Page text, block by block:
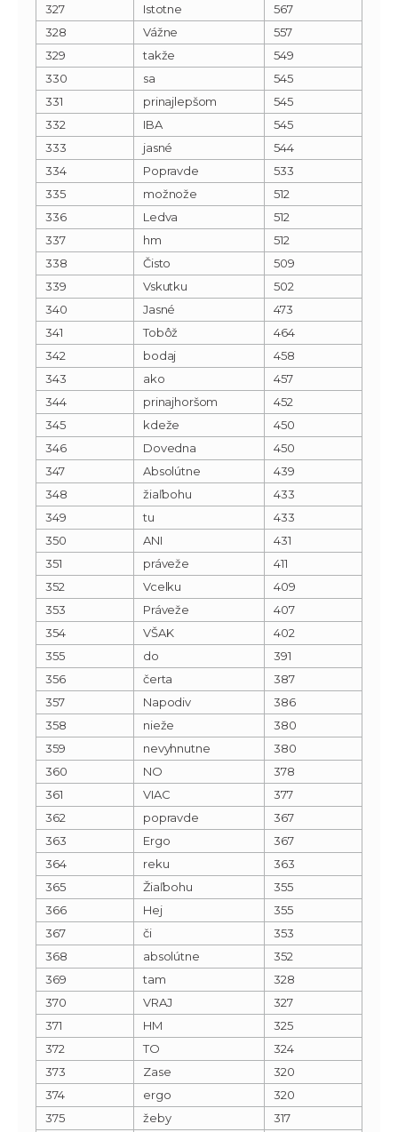
327
Istotne
567
328
Vážne
557
329
takže
549
330
sa
545
331
prinajlepšom
545
332
IBA
545
333
jasné
544
334
Popravde
533
335
možnože
512
336
Ledva
512
337
hm
512
338
Čisto
509
339
Vskutku
502
340
Jasné
473
341
Tobôž
464
342
bodaj
458
343
ako
457
344
prinajhoršom
452
345
kdeže
450
346
Dovedna
450
347
Absolútne
439
348
žiaľbohu
433
349
tu
433
350
ANI
431
351
práveže
411
352
Vcelku
409
353
Práveže
407
354
VŠAK
402
355
do
391
356
čerta
387
357
Napodiv
386
358
nieže
380
359
nevyhnutne
380
360
NO
378
361
VIAC
377
362
popravde
367
363
Ergo
367
364
reku
363
365
Žiaľbohu
355
366
Hej
355
367
či
353
368
absolútne
352
369
tam
328
370
VRAJ
327
371
HM
325
372
TO
324
373
Zase
320
374
ergo
320
375
žeby
317